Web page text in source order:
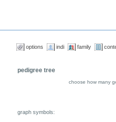
options indi family
pedigree tree
choose how many
graph symbols: